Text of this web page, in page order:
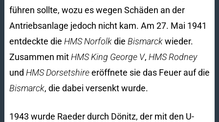
führen sollte, wozu es wegen Schäden an der
Antriebsanlage jedoch nicht kam. Am 27. Mai 1941
entdeckte die HMS Norfolkdie Bismarckwieder.
Zusammen mit HMS King George V, HMS Rodney
und HMS Dorsetshireeröffnete sie das Feuer auf die
Bismarck, die dabei versenkt wurde.
1943 wurde Raeder durch Dönitz, der mit den U-